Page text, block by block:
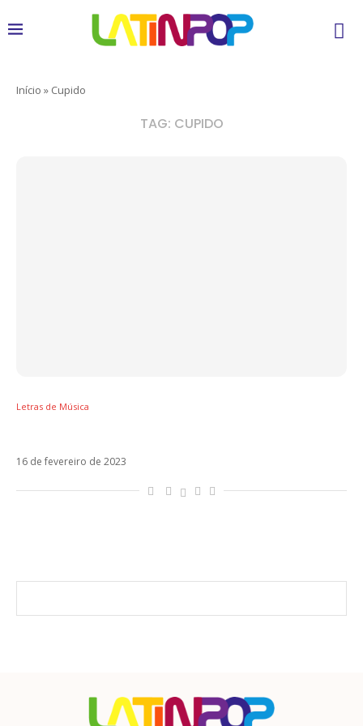
Início » Cupido
TAG: CUPIDO
Letras de Música
16 de fevereiro de 2023